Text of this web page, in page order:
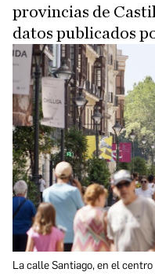
provincias de
datos publicados
La calle Santiago, en el